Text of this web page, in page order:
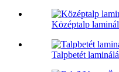
Középtalp
Talpbetét